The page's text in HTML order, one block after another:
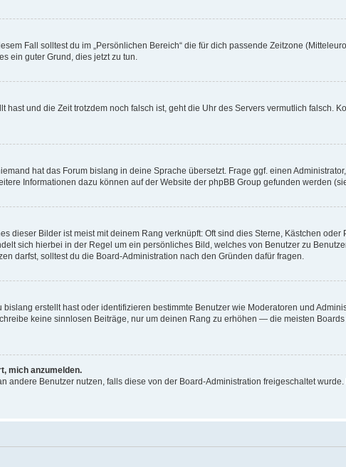
Fall solltest du im „Persönlichen Bereich“ die für dich passende Zeitzone
ein guter Grund, dies jetzt zu tun.
und die Zeit trotzdem noch falsch ist, geht die Uhr des Servers vermutlich falsch.
hat das Forum bislang in deine Sprache übersetzt. Frage ggf. einen
Informationen dazu können auf der Website der phpBB Group gefunden werden
dieser Bilder ist meist mit deinem Rang verknüpft: Oft sind dies Sterne, Kästchen
sich hierbei in der Regel um ein persönliches Bild, welches von Benutzer zu
darfst, solltest du die Board-Administration nach den Gründen dafür fragen.
erstellt hast oder identifizieren bestimmte Benutzer wie Moderatoren und
keine sinnlosen Beiträge, nur um deinen Rang zu erhöhen — die meisten
mich anzumelden.
andere Benutzer nutzen, falls diese von der Board-Administration freigeschaltet